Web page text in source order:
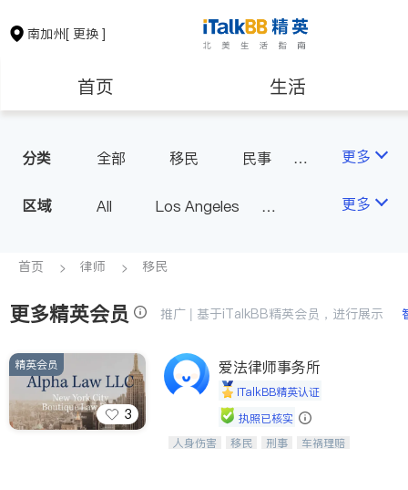
南加州[ 更换 ]
首页 生活
保险理财
银行贷款
建筑装修 教育
养老 非盈利组织
分类 全部 移民
民事
商业
律师-其它
更多
区域 All
Los Angeles
Alhambra & San Gabriel
Diamond Bar & Covina
Rowland Heights & Hacienda H
eights
Los Angeles County - Other Ci
ties
更多
首页 律师 移民
更多精英会员 推广 | 基于iTalkBB精英会员，进行展示
3
精英会员 爱法律师事务所
iTalkBB精英认证
执照已核实
一站式法律服务，华人首选.房东房
人身伤害 移民 刑事
车祸理赔